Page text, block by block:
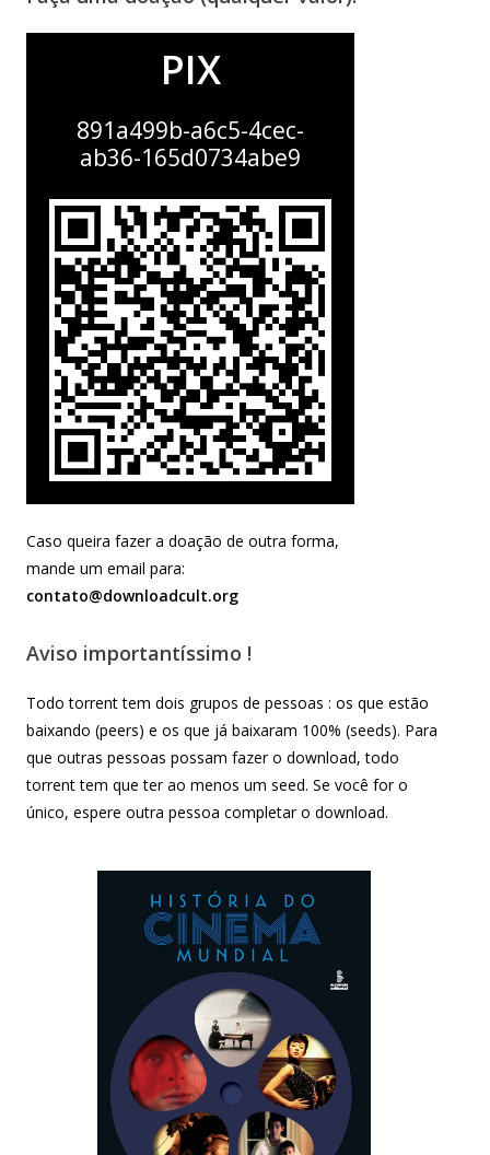
PIX
891a499b-a6c5-4cec-
ab36-165d0734abe9
Caso queira fazer a doação de outra forma,
mande um email para:
contato@downloadcult.org
Aviso importantíssimo !
Todo torrent tem dois grupos de pessoas : os que estão
baixando (peers) e os que já baixaram 100% (seeds). Para
que outras pessoas possam fazer o download, todo
torrent tem que ter ao menos um seed. Se você for o
único, espere outra pessoa completar o download.